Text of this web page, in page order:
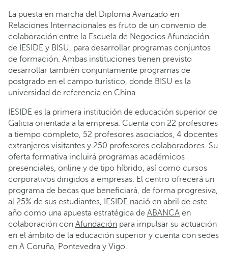
La puesta en marcha del Diploma Avanzado en
Relaciones Internacionales es fruto de un convenio de
colaboración entre la Escuela de Negocios Afundación
de IESIDE y BISU, para desarrollar programas conjuntos
de formación. Ambas instituciones tienen previsto
desarrollar también conjuntamente programas de
postgrado en el campo turístico, donde BISU es la
universidad de referencia en China.
IESIDE es la primera institución de educación superior de
Galicia orientada a la empresa. Cuenta con 22 profesores
a tiempo completo, 52 profesores asociados, 4 docentes
extranjeros visitantes y 250 profesores colaboradores. Su
oferta formativa incluirá programas académicos
presenciales, online y de tipo híbrido, así como cursos
corporativos dirigidos a empresas. El centro ofrecerá un
programa de becas que beneficiará, de forma progresiva,
al 25% de sus estudiantes, IESIDE nació en abril de este
año como una apuesta estratégica de ABANCA en
colaboración con Afundación para impulsar su actuación
en el ámbito de la educación superior y cuenta con sedes
en A Coruña, Pontevedra y Vigo.